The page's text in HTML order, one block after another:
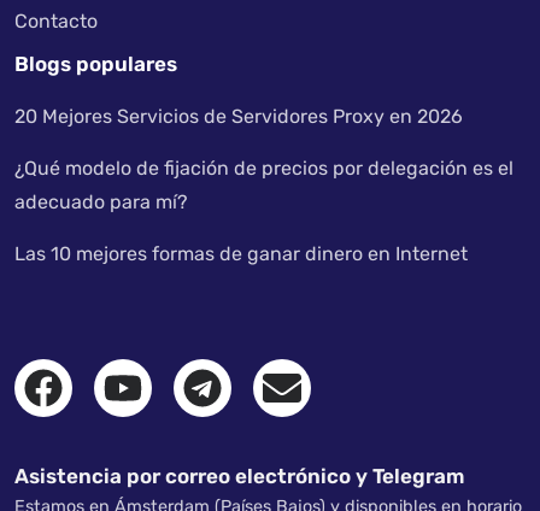
Contacto
Blogs populares
20 Mejores Servicios de Servidores Proxy en 2026
¿Qué modelo de fijación de precios por delegación es el
adecuado para mí?
Las 10 mejores formas de ganar dinero en Internet
Asistencia por correo electrónico y Telegram
Estamos en Ámsterdam (Países Bajos) y disponibles en horario